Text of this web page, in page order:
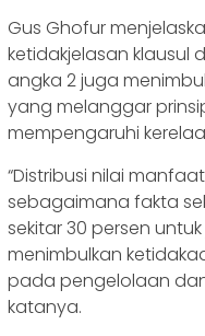
Gus Ghofur
ketidakjelasan klausul
angka 2 juga
yang melanggar
mempengaruhi
“Distribusi nilai
sebagaimana fakta
sekitar 30 persen
menimbulkan
pada pengelolaan
katanya.